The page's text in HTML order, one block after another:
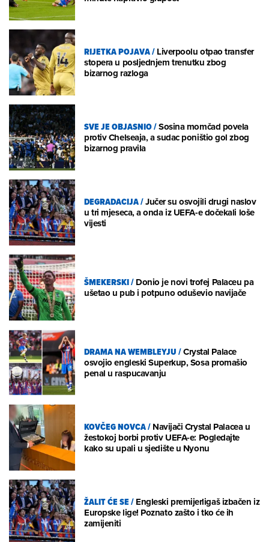
RIJETKA POJAVA/Liverpoolu otpao transfer
stopera u posljednjem trenutku zbog
bizarnog razloga
SVE JE OBJASNIO/Sosina momčad povela
protiv Chelseaja, a sudac poništio gol zbog
bizarnog pravila
DEGRADACIJA/Jučer su osvojili drugi naslov
u tri mjeseca, a onda iz UEFA-e dočekali loše
vijesti
ŠMEKERSKI/Donio je novi trofej Palaceu pa
ušetao u pub i potpuno oduševio navijače
DRAMA NA WEMBLEYJU/Crystal Palace
osvojio engleski Superkup, Sosa promašio
penal u raspucavanju
KOVČEG NOVCA/Navijači Crystal Palacea u
žestokoj borbi protiv UEFA-e: Pogledajte
kako su upali u sjedište u Nyonu
ŽALIT ĆE SE/Engleski premijerligaš izbačen iz
Europske lige! Poznato zašto i tko će ih
zamijeniti